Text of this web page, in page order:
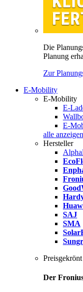
Die
Planung
Zur
E-Mobility
E-Mobility
E-
E-
alle anzeigen
Hersteller
SAJ
SMA
Preisgekrönt
Der